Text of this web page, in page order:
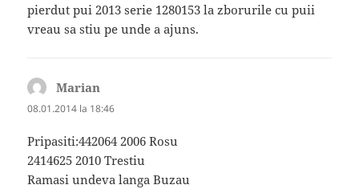
pierdut pui 2013 serie 1280153 la zborurile cu puii
vreau sa stiu pe unde a ajuns.
Marian
08.01.2014 la 18:46
Pripasiti:442064 2006 Rosu
2414625 2010 Trestiu
Ramasi undeva langa Buzau